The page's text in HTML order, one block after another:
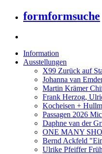
formformsuche
Information
Ausstellungen
X99 Zurück auf
Johanna van
Martin Krämer
Frank Herzog,
Kocheisen +
Passagen 2026
Daphne van der
ONE MANY
Bernd Ackfeld
Ulrike Pfeiffer